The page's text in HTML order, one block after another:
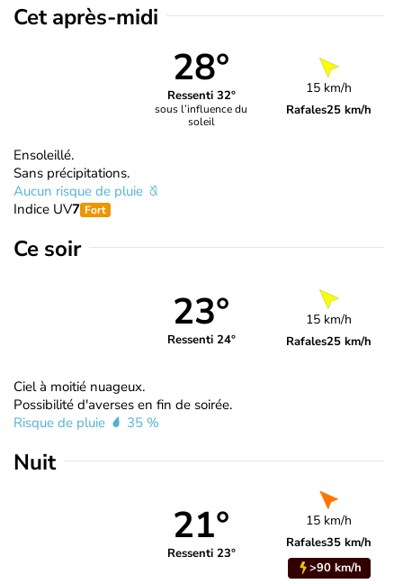
Cet après-midi
28°
Ressenti 32°
sous l’influence du
soleil
15 km/h
Rafales25 km/h
Ensoleillé.
Sans précipitations.
Aucun risque de pluie
Indice UV7 Fort
Ce soir
23°
Ressenti 24°
15 km/h
Rafales25 km/h
Ciel à moitié nuageux.
Possibilité d'averses en fin de soirée.
Risque de pluie
35 %
Nuit
21°
Ressenti 23°
15 km/h
Rafales35 km/h
>90 km/h